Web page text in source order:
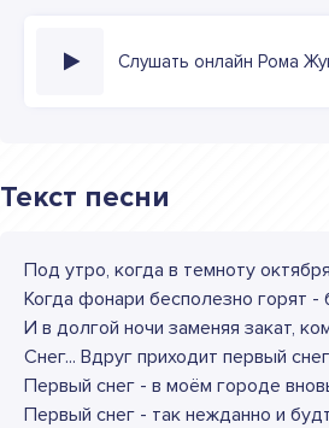
Слушать онлайн Рома
Текст песни
Под утро, когда в темноту
Когда фонари бесполезно горят
И в долгой ночи заменяя закат,
Снег... Вдруг приходит первый
Первый снег - в моём городе
Первый снег - так нежданно и